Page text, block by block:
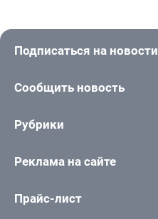
Подписаться на новости
Сообщить новость
Рубрики
Реклама на сайте
Прайс-лист